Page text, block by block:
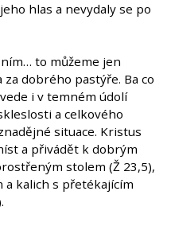
hlas a nevydaly se po
to můžeme jen
dobrého pastýře. Ba co
i v temném údolí
a celkového
situace. Kristus
a přivádět k dobrým
stolem (Ž 23,5),
a kalich s přetékajícím